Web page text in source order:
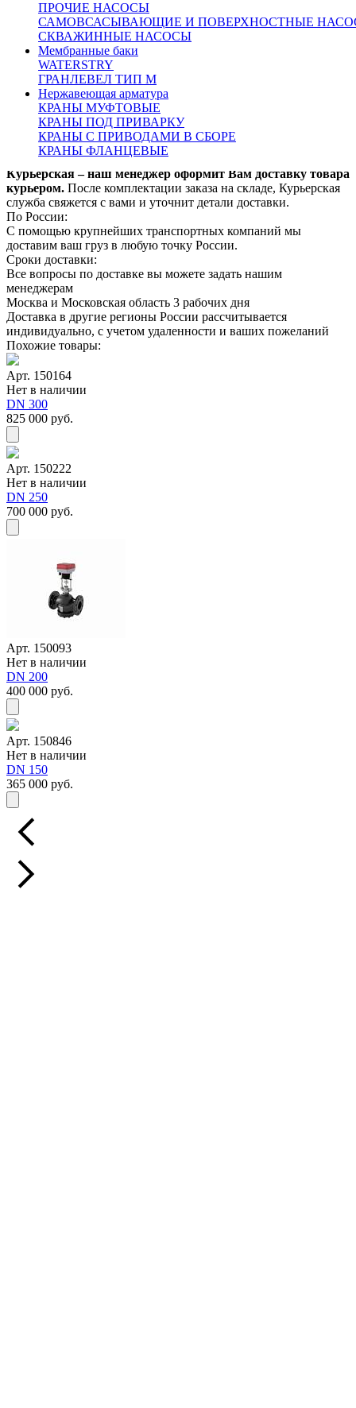
ПРОЧИЕ НАСОСЫ
САМОВСАСЫВАЮЩИЕ И ПОВЕРХНОСТНЫЕ
СКВАЖИННЫЕ НАСОСЫ
Мембранные баки
WATERSTRY
ГРАНЛЕВЕЛ ТИП М
Нержавеющая арматура
КРАНЫ МУФТОВЫЕ
КРАНЫ ПОД ПРИВАРКУ
КРАНЫ С ПРИВОДАМИ В СБОРЕ
КРАНЫ ФЛАНЦЕВЫЕ
Оплата осуществляется по безналичному расчету на
основании счета. Счет формирует ваш персональный
менеджер после подтверждения заказа
Доставка:
По Москве и области:
Бесплатная доставка при заказе от 50000 рублей в пределах
МКАД
Бесплатная доставка до пункта приема/выдачи транспортной
компании
Доставка по Москве и области от 2000 рублей
Курьерская – наш менеджер оформит Вам доставку товара
курьером. После комплектации заказа на складе, Курьерская
служба свяжется с вами и уточнит детали доставки.
По России:
С помощью крупнейших транспортных компаний мы
доставим ваш груз в любую точку России.
Сроки доставки:
Все вопросы по доставке вы можете задать нашим
менеджерам
Москва и Московская область 3 рабочих дня
Доставка в другие регионы России рассчитывается
индивидуально, с учетом удаленности и ваших пожеланий
Похожие товары:
Арт. 150164
Нет в наличии
DN 300
825 000 руб.
Арт. 150222
Нет в наличии
DN 250
700 000 руб.
Арт. 150093
Нет в наличии
DN 200
400 000 руб.
Арт. 150846
Нет в наличии
DN 150
365 000 руб.